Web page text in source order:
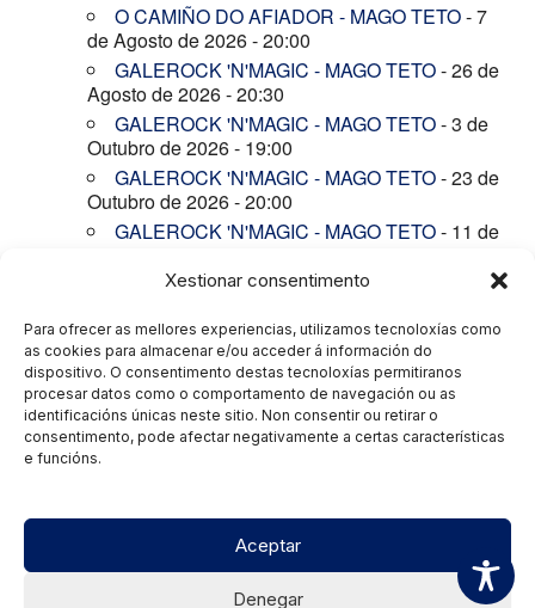
Xestionar consentimento
Para ofrecer as mellores experiencias, utilizamos tecnoloxías como
as cookies para almacenar e/ou acceder á información do
dispositivo. O consentimento destas tecnoloxías permitiranos
procesar datos como o comportamento de navegación ou as
identificacións únicas neste sitio. Non consentir ou retirar o
consentimento, pode afectar negativamente a certas características
e funcións.
Aceptar
Denegar
O CAMIÑO DO AFIADOR - MAGO TETO- 7
de Agosto de 2026 - 20:00
GALEROCK 'N'MAGIC - MAGO TETO- 26 de
Agosto de 2026 - 20:30
GALEROCK 'N'MAGIC - MAGO TETO- 3 de
Outubro de 2026 - 19:00
GALEROCK 'N'MAGIC - MAGO TETO- 23 de
Outubro de 2026 - 20:00
GALEROCK 'N'MAGIC - MAGO TETO- 11 de
A MAXIA DAS NOSAS LETRAS GALEGAS -
GALEROCK 'N'MAGIC - MAGO TETO- 26 de
Decembro de 2026 - 19:00
GALEROCK 'N'MAGIC - MAGO TETO - 30 de
Decembro de 2026 - 19:00
GALEROCK 'N'MAGIC - MAGO TETO- 8 de
Xaneiro de 2027 - 20:00